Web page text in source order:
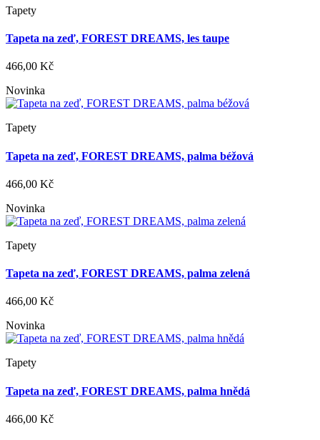
Tapety
Tapeta na zeď, FOREST DREAMS, les taupe
466,00 Kč
Novinka
Tapety
Tapeta na zeď, FOREST DREAMS, palma béžová
466,00 Kč
Novinka
Tapety
Tapeta na zeď, FOREST DREAMS, palma zelená
466,00 Kč
Novinka
Tapety
Tapeta na zeď, FOREST DREAMS, palma hnědá
466,00 Kč